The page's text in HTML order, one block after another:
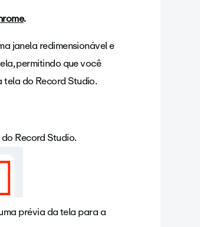
.
janela redimensionável e
permitindo que você
do Record Studio.
Record Studio.
prévia da tela para a